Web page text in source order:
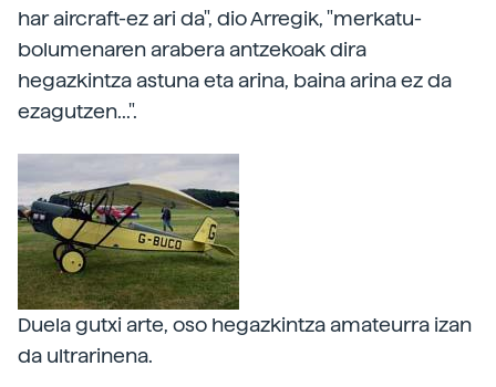
har aircraft-ez ari da", dio Arregik, "merkatu-
bolumenaren arabera antzekoak dira
hegazkintza astuna eta arina, baina arina ez da
ezagutzen...".
Duela gutxi arte, oso hegazkintza amateurra izan
da ultrarinena.